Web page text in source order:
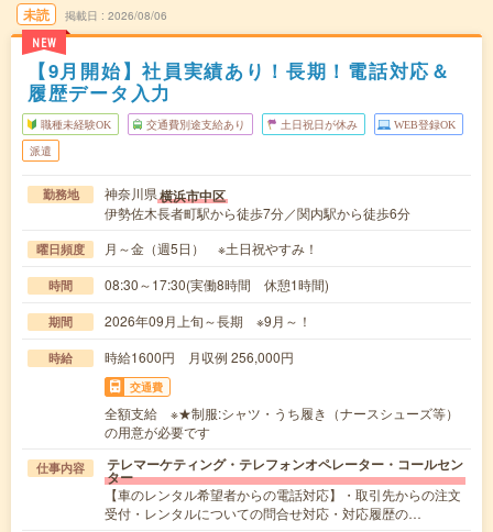
未読
NEW
掲載日 2026/08/06
【9月開始】社員実績あり！長期！電話対応＆
履歴データ入力
職種未経験OK 交通費別途支給あり 土日祝日が休み WEB登録OK
派遣
勤務地 神奈川県横浜市中区
伊勢佐木長者町駅から徒歩7分／関内駅から徒歩6分
曜日頻度 月～金（週5日） ※土日祝やすみ！
時間 08:30～17:30(実働8時間 休憩1時間)
期間 2026年09月上旬～長期 ※9月～！
時給 時給1600円 月収例 256,000円
交通費
全額支給 ※★制服:シャツ・うち履き（ナースシューズ等）
の用意が必要です
仕事内容 テレマーケティング・テレフォンオペレーター・コールセン
ター
【車のレンタル希望者からの電話対応】・取引先からの注文
受付・レンタルについての問合せ対応・対応履歴の…